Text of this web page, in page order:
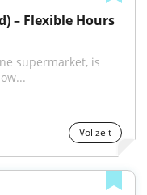
– Flexible Hours
supermarket, is
Vollzeit